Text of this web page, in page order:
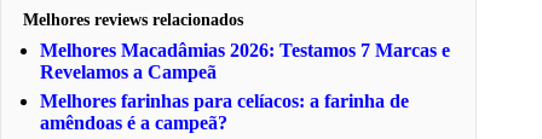
Melhores reviews relacionados
Melhores Macadâmias 2026: Testamos 7 Marcas e
Revelamos a Campeã
Melhores farinhas para celíacos: a farinha de
amêndoas é a campeã?